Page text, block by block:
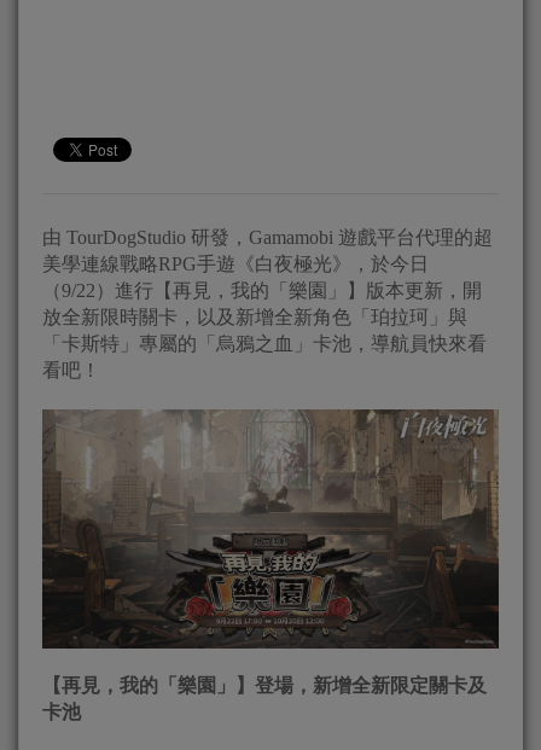
由 TourDogStudio 研發，Gamamobi 遊戲平台代理的超
美學連線戰略RPG手遊《白夜極光》，於今日
（9/22）進行【再見，我的「樂園」】版本更新，開
放全新限時關卡，以及新增全新角色「珀拉珂」與
「卡斯特」專屬的「烏鴉之血」卡池，導航員快來看
看吧！
【再見，我的「樂園」】登場，新增全新限定關卡及
卡池